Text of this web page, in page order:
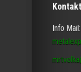
Kontakt
Info Mail: